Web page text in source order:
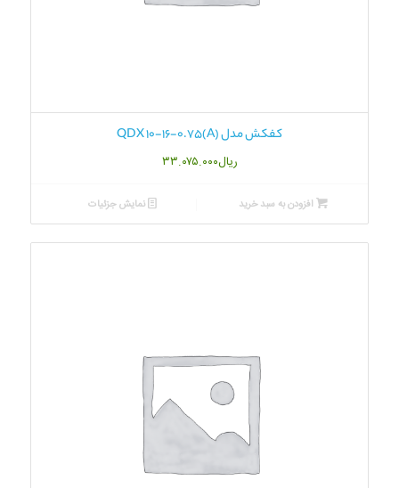
کفکش مدل QDX 10-16-0.75(A)
ریال۳۳.۰۷۵.۰۰۰
افزودن به سبد خرید نمایش جزئیات